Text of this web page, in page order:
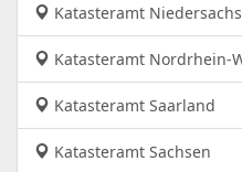
Katasteramt
Katasteramt Nordrhein-
Katasteramt Saarland
Katasteramt Sachsen